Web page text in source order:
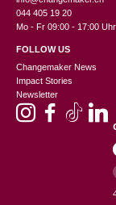
044 405 19 20
Mo - Fr 09:00 - 17:00 Uhr
FOLLOW US
Changemaker News
Impact Stories
Newsletter